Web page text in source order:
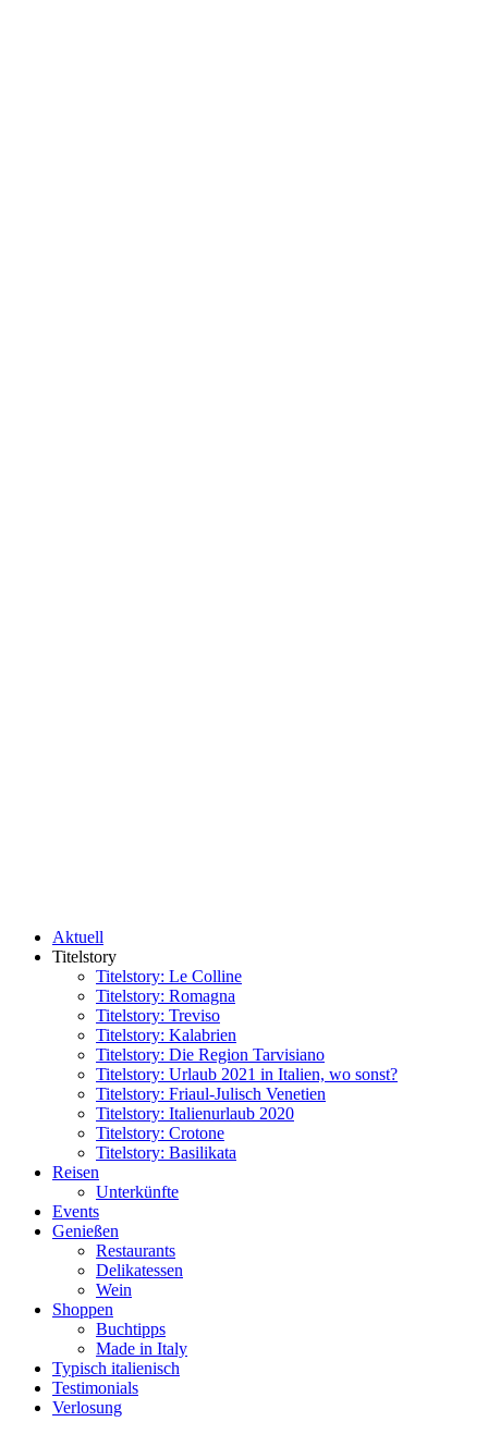
Aktuell
Titelstory
Titelstory: Le Colline
Titelstory: Romagna
Titelstory: Treviso
Titelstory: Kalabrien
Titelstory: Die Region Tarvisiano
Titelstory: Urlaub 2021 in Italien, wo sonst?
Titelstory: Friaul-Julisch Venetien
Titelstory: Italienurlaub 2020
Titelstory: Crotone
Titelstory: Basilikata
Reisen
Unterkünfte
Events
Genießen
Restaurants
Delikatessen
Wein
Shoppen
Buchtipps
Made in Italy
Typisch italienisch
Testimonials
Verlosung